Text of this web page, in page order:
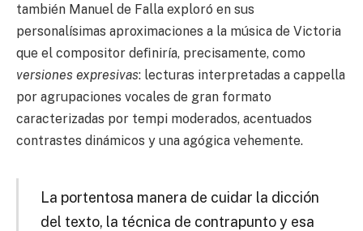
también Manuel de Falla exploró en sus
personalísimas aproximaciones a la música de Victoria
que el compositor deﬁniría, precisamente, como
versiones expresivas: lecturas interpretadas a cappella
por agrupaciones vocales de gran formato
caracterizadas por tempi moderados, acentuados
contrastes dinámicos y una agógica vehemente.
La portentosa manera de cuidar la dicción
del texto, la técnica de contrapunto y esa